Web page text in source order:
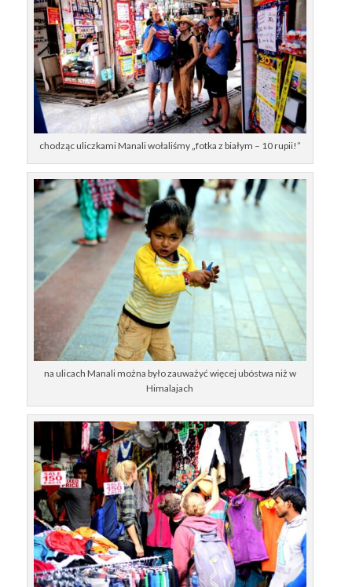
chodząc uliczkami Manali wołaliśmy „fotka z białym – 10 rupii!”
na ulicach Manali można było zauważyć więcej ubóstwa niż w
Himalajach